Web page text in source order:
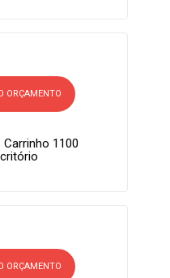
ORÇAMENTO
1100
ORÇAMENTO